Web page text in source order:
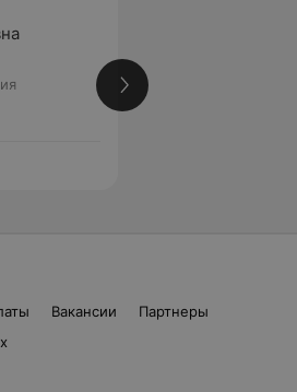
Вакансии
Партнеры